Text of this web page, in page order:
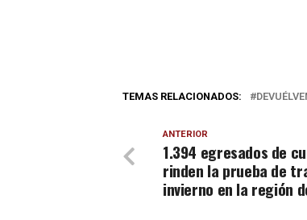
TEMAS RELACIONADOS:
ANTERIOR
1.394 egresados de
rinden la prueba de
invierno en la región